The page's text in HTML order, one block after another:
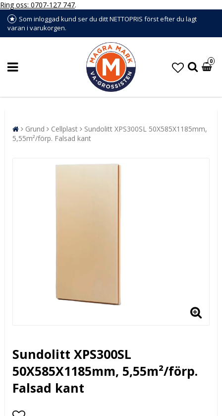
Ring oss: 0707-127 747.
Som inloggad kund ser du ditt NETTOPRIS först efter du lagt
varan i varukorgen.
0
Grund Cellplast
Sundolitt XPS300SL 50X585X1185mm,
5,55m²/förp. Falsad kant
Sundolitt XPS300SL
50X585X1185mm, 5,55m²/förp.
Falsad kant